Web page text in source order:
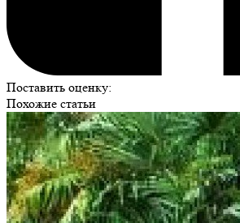
Поставить оценку:
Похожие статьи